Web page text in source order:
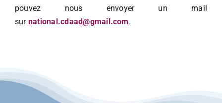
pouvez nous envoyer un mail
sur national.cdaad@gmail.com.